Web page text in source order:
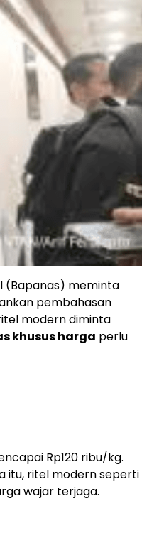
(Bapanas) meminta
pembahasan
modern diminta
khusus harga perlu
Rp120 ribu/kg.
itu, ritel modern seperti
wajar terjaga.